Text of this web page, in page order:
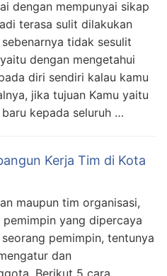
dengan mempunyai sikap
terasa sulit dilakukan
tidak sesulit
dengan mengetahui
diri sendiri kalau kamu
jika tujuan Kamu yaitu
kepada seluruh …
Kerja Tim di Kota
maupun tim organisasi,
yang dipercaya
pemimpin, tentunya
dan
Berikut 5 cara